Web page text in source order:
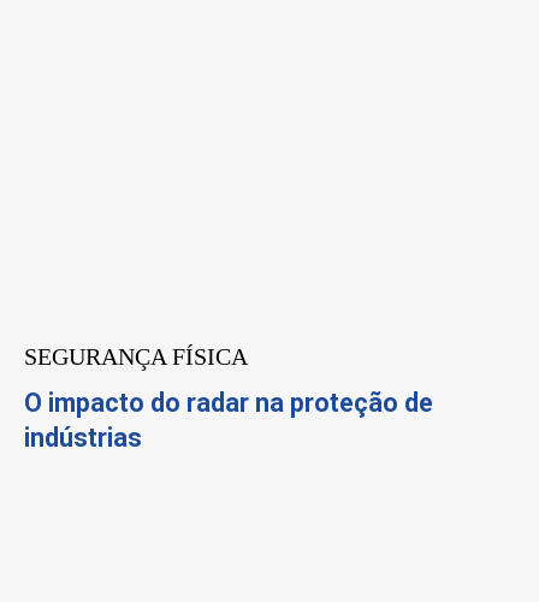
SEGURANÇA FÍSICA
O impacto do radar na proteção de
indústrias